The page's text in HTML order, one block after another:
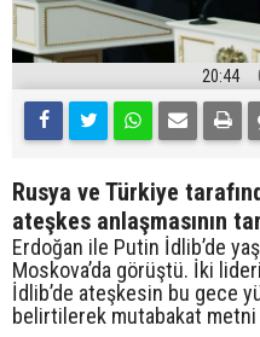
20:44
Rusya ve Türkiye
ateşkes anlaşmasının
Erdoğan ile Putin İdlib’de
Moskova’da görüştü. İki
İdlib’de ateşkesin bu gece
belirtilerek mutabakat metni